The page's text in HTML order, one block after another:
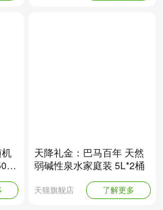
天降礼金：巴马百年 天然
弱碱性泉水家庭装 5L*2桶
天猫旗舰店 了解更多